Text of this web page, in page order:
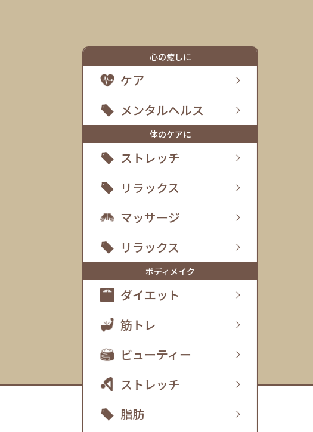
心の癒しに
ケア
メンタルヘルス
体のケアに
ストレッチ
リラックス
マッサージ
リラックス
ボディメイク
ダイエット
筋トレ
ビューティー
ストレッチ
脂肪